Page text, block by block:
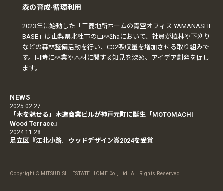
森の育成·循環利用
2023年に始動した「三菱地所ホームの青空オフィス YAMANASHI
BASE」は山梨県北杜市の山林2haにおいて、社員が植林や下刈り
などの森林整備活動を行い、CO2吸収量を増加させる取り組みで
す。同時に林業や木材に関する知見を深め、アイデア創発を促し
ます。
NEWS
2025.02.27
「木を魅せる」木造商業ビルが神戸元町に誕生「MOTOMACHI
Wood Terrace」
2024.11.28
足立区『江北小路』ウッドデザイン賞2024を受賞
Copyright © MITSUBISHI ESTATE HOME Co., Ltd. All Rights Reserved.